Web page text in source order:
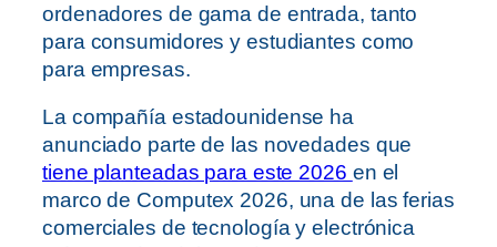
ordenadores de gama de entrada, tanto
para consumidores y estudiantes como
para empresas.
La compañía estadounidense ha
anunciado parte de las novedades que
tiene planteadas para este 2026 en el
marco de Computex 2026, una de las ferias
comerciales de tecnología y electrónica